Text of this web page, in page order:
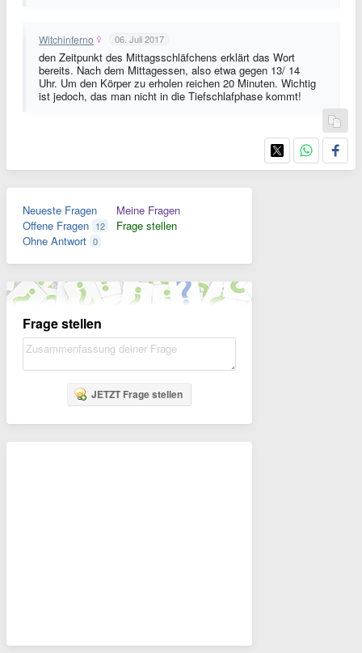
Witchinferno 06. Juli 2017
den Zeitpunkt des Mittagsschläfchens erklärt das Wort
bereits. Nach dem Mittagessen, also etwa gegen 13/ 14
Uhr. Um den Körper zu erholen reichen 20 Minuten. Wichtig
ist jedoch, das man nicht in die Tiefschlafphase kommt!
Neueste Fragen
Offene Fragen 12
Ohne Antwort 0
Meine Fragen
Frage stellen
Frage stellen
JETZT Frage stellen